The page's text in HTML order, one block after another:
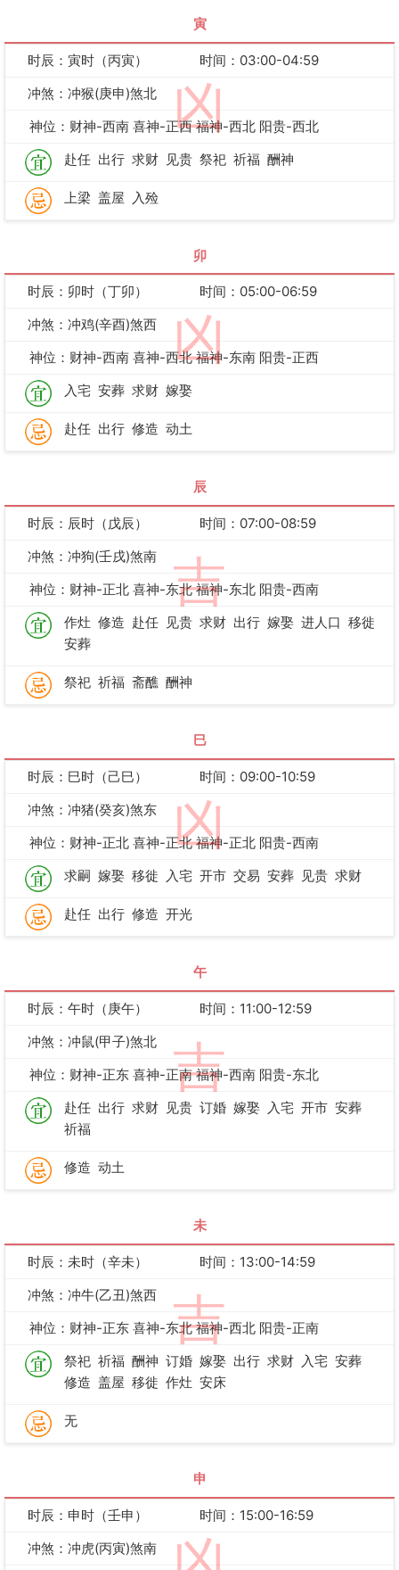
寅
凶
时辰：寅时（丙寅）
时间：03:00-04:59
冲煞：冲猴(庚申)煞北
神位：财神-西南 喜神-正西 福神-西北 阳贵-西北
赴任 出行 求财 见贵 祭祀 祈福 酬神
上梁 盖屋 入殓
卯
凶
时辰：卯时（丁卯）
时间：05:00-06:59
冲煞：冲鸡(辛酉)煞西
神位：财神-西南 喜神-西北 福神-东南 阳贵-正西
入宅 安葬 求财 嫁娶
赴任 出行 修造 动土
辰
吉
时辰：辰时（戊辰）
时间：07:00-08:59
冲煞：冲狗(壬戌)煞南
神位：财神-正北 喜神-东北 福神-东北 阳贵-西南
作灶 修造 赴任 见贵 求财 出行 嫁娶 进人口 移徙
安葬
祭祀 祈福 斋醮 酬神
巳
凶
时辰：巳时（己巳）
时间：09:00-10:59
冲煞：冲猪(癸亥)煞东
神位：财神-正北 喜神-正北 福神-正北 阳贵-西南
求嗣 嫁娶 移徙 入宅 开市 交易 安葬 见贵 求财
赴任 出行 修造 开光
午
吉
时辰：午时（庚午）
时间：11:00-12:59
冲煞：冲鼠(甲子)煞北
神位：财神-正东 喜神-正南 福神-西南 阳贵-东北
赴任 出行 求财 见贵 订婚 嫁娶 入宅 开市 安葬
祈福
修造 动土
未
吉
时辰：未时（辛未）
时间：13:00-14:59
冲煞：冲牛(乙丑)煞西
神位：财神-正东 喜神-东北 福神-西北 阳贵-正南
祭祀 祈福 酬神 订婚 嫁娶 出行 求财 入宅 安葬
修造 盖屋 移徙 作灶 安床
无
申
时辰：申时（壬申）
时间：15:00-16:59
冲煞：冲虎(丙寅)煞南